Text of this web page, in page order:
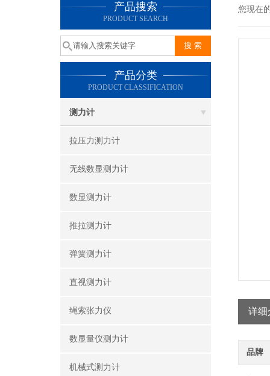
产品搜索
PRODUCT SEARCH
产品分类
PRODUCT CLASSIFICATION
测力计
拉压力测力计
无线数显测力计
数显测力计
推拉测力计
弹簧测力计
直视测力计
绳索张力仪
数显量仪测力计
机械式测力计
您现在
详细
品牌